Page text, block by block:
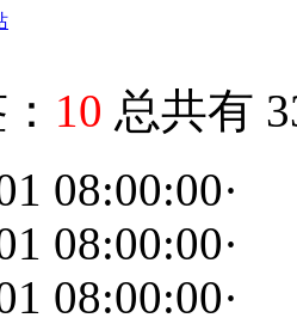
10 总共有
08:00:00·
08:00:00·
08:00:00·